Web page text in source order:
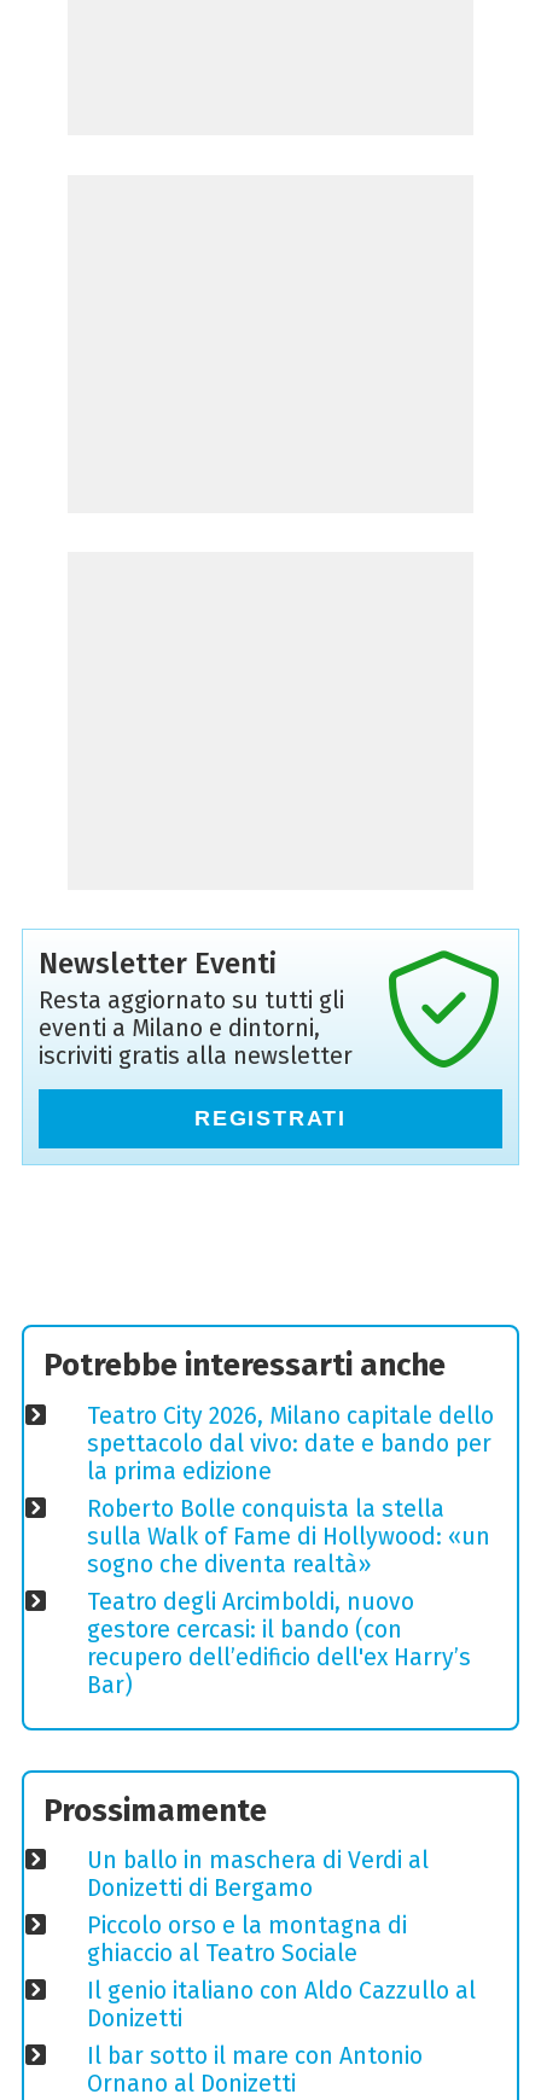
Newsletter Eventi
Resta aggiornato su tutti gli
eventi a Milano e dintorni,
iscriviti gratis alla newsletter
REGISTRATI
Potrebbe interessarti anche
Teatro City 2026, Milano capitale dello
spettacolo dal vivo: date e bando per
la prima edizione
Roberto Bolle conquista la stella
sulla Walk of Fame di Hollywood: «un
sogno che diventa realtà»
Teatro degli Arcimboldi, nuovo
gestore cercasi: il bando (con
recupero dell’edificio dell'ex Harry’s
Bar)
Prossimamente
Un ballo in maschera di Verdi al
Donizetti di Bergamo
Piccolo orso e la montagna di
ghiaccio al Teatro Sociale
Il genio italiano con Aldo Cazzullo al
Donizetti
Il bar sotto il mare con Antonio
Ornano al Donizetti